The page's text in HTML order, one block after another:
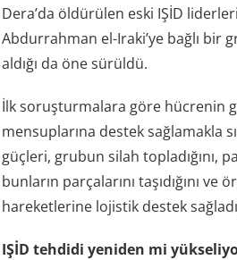
Dera’da öldürülen eski IŞİD
Abdurrahman el-Iraki’ye bağlı bir
aldığı da öne sürüldü.
İlk soruşturmalara göre hücrenin
mensuplarına destek sağlamakla
güçleri, grubun silah topladığını,
bunların parçalarını taşıdığını ve
hareketlerine lojistik destek
IŞİD tehdidi yeniden mi